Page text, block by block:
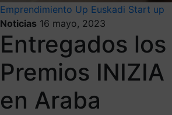
Emprendimiento Up Euskadi Start up
Noticias 16 mayo, 2023
Entregados los
Premios
en Araba